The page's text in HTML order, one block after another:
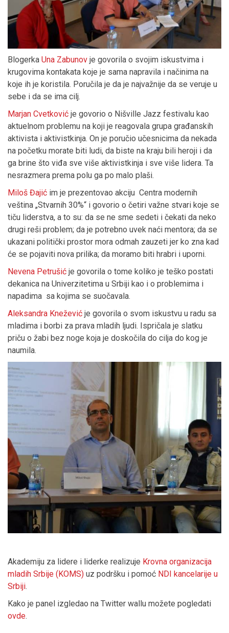
Blogerka Una Zabunov je govorila o svojim iskustvima i
krugovima kontakata koje je sama napravila i načinima na
koje ih je koristila. Poručila je da je najvažnije da se veruje u
sebe i da se ima cilj.
Marjan Cvetković je govorio o Nišville Jazz festivalu kao
aktuelnom problemu na koji je reagovala grupa građanskih
aktivista i aktivistkinja. On je poručio učesnicima da nekada
na početku morate biti ludi, da biste na kraju bili heroji i da
ga brine što viđa sve više aktivistkinja i sve više lidera. Ta
nesrazmera prema polu ga po malo plaši.
Miloš Đajić im je prezentovao akciju Centra modernih
veština „Stvarnih 30%“ i govorio o četiri važne stvari koje se
tiču liderstva, a to su: da se ne sme sedeti i čekati da neko
drugi reši problem; da je potrebno uvek naći mentora; da se
ukazani politički prostor mora odmah zauzeti jer ko zna kad
će se pojaviti nova prilika; da moramo biti hrabri i uporni.
Nevena Petrušić je govorila o tome koliko je teško postati
dekanica na Univerzitetima u Srbiji kao i o problemima i
napadima sa kojima se suočavala.
Aleksandra Knežević je govorila o svom iskustvu u radu sa
mladima i borbi za prava mladih ljudi. Ispričala je slatku
priču o žabi bez noge koja je doskočila do cilja do kog je
naumila.
Akademiju za lidere i liderke realizuje Krovna organizacija
mladih Srbije (KOMS) uz podršku i pomoć NDI kancelarije u
Srbiji.
Kako je panel izgledao na Twitter wallu možete pogledati
ovde.